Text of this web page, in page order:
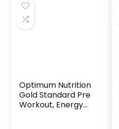
Cioccolato
Optimum Nutrition
Gold Standard Pre
Workout, Energy